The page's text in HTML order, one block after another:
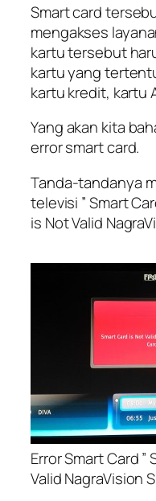
Smart card
mengakses
kartu tersebut
kartu yang
kartu kredit, kartu
Yang akan kita
error smart card.
Tanda-tandanya
televisi ” Smart
is Not Valid
Error Smart Card ”
Valid NagraVision